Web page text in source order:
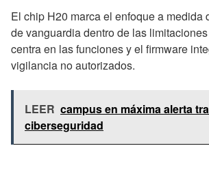
El chip H20 marca el enfoque a
de vanguardia dentro de las
centra en las funciones y el firmware
vigilancia no autorizados.
LEER campus en máxima alerta
ciberseguridad